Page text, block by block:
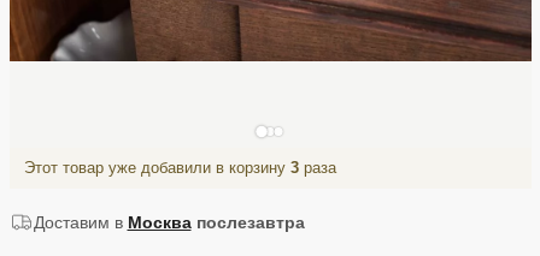
Этот товар уже добавили в корзину 3раза
Доставим в Москва послезавтра